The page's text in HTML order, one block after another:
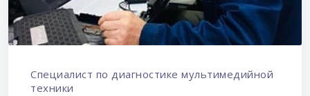
Специалист по диагностике мультимедийной
техники